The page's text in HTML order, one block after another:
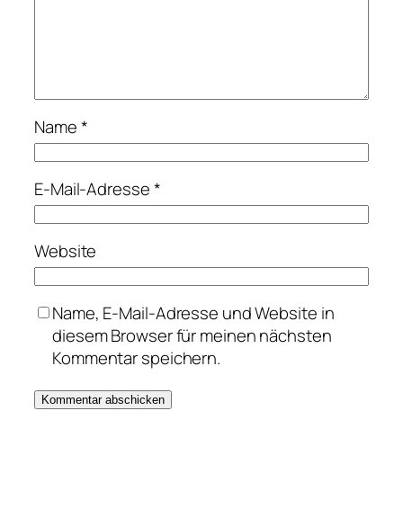
Name*
E-Mail-Adresse*
Website
Name, E-Mail-Adresse und Website in
diesem Browser für meinen nächsten
Kommentar speichern.